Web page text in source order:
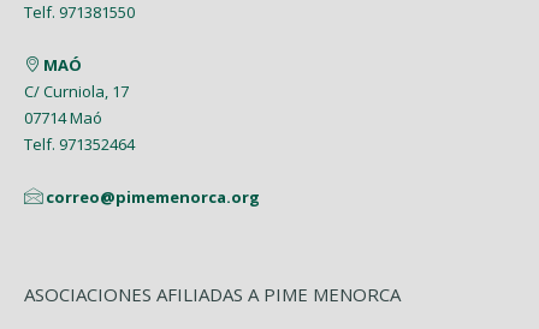
Telf. 971381550
MAÓ
C/ Curniola, 17
07714 Maó
Telf. 971352464
correo@pimemenorca.org
ASOCIACIONES AFILIADAS A PIME MENORCA